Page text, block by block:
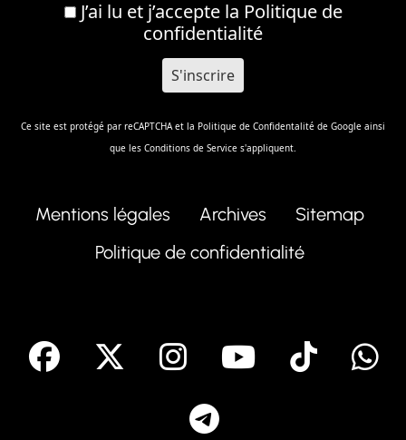
J’ai lu et j’accepte la Politique de
confidentialité
Ce site est protégé par reCAPTCHA et la Politique de Confidentalité de Google ainsi
que les Conditions de Service s'appliquent.
Mentions légales Archives
Sitemap
Politique de confidentialité
facebook Instagram
Youtube
Tik